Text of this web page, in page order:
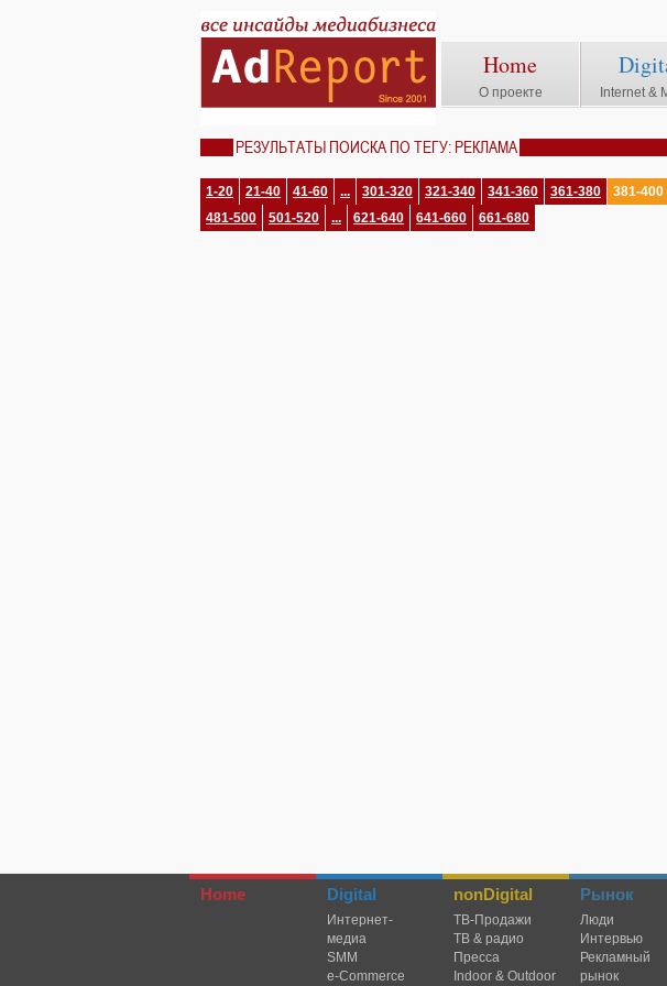
Home
О проекте Internet &
РЕЗУЛЬТАТЫ ПОИСКА ПО ТЕГУ: РЕКЛАМА
1-20 21-40 41-60 ... 301-320 321-340 341-360 361-380 381-400
481-500
501-520 ... 621-640 641-660 661-680
Home Digital
Интернет-
медиа
SMM
e-Commerce
nonDigital
TВ-Продажи
ТВ & радио
Пресса
Indoor & Outdoor
Рынок
Люди
Интервью
Рекламный
рынок